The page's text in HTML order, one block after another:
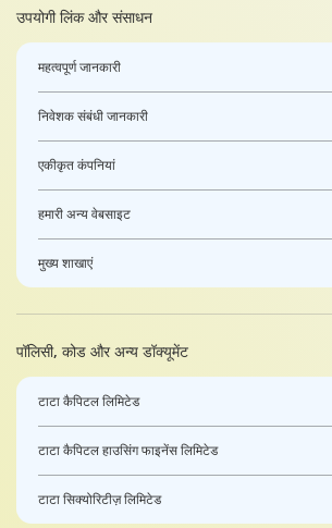
उपयोगी लिंक और संसाधन
महत्वपूर्ण जानकारी
निवेशक संबंधी जानकारी
एकीकृत कंपनियां
हमारी अन्य वेबसाइट
मुख्य शाखाएं
पॉलिसी, कोड और अन्य डॉक्यूमेंट
टाटा कैपिटल लिमिटेड
टाटा कैपिटल हाउसिंग फाइनेंस लिमिटेड
टाटा सिक्योरिटीज़ लिमिटेड